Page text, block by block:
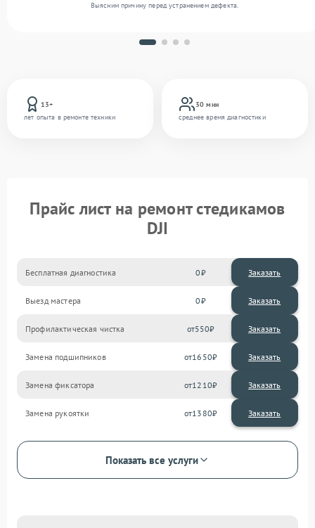
13+
лет опыта в ремонте техники
30 мин
среднее время диагностики
Выясним причину перед устранением дефекта.
Прайс лист на ремонт стедикамов
DJI
Бесплатная диагностика 0 Заказать
Выезд мастера 0 Заказать
Профилактическая чистка 550
Замена подшипников 1650
Замена фиксатора 1210
Замена рукоятки 1380
Показать все услуги